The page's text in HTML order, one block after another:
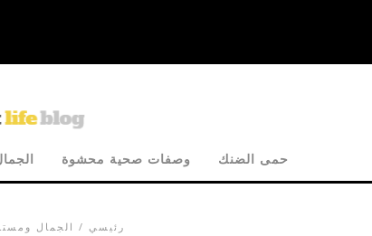
وصفات صحية محشوة حمى الضنك
رئيسي / الجمال